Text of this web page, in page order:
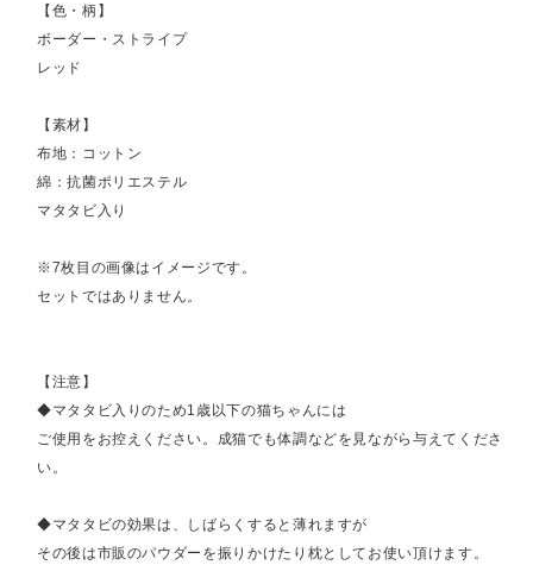
【色・柄】
ボーダー・ストライプ
レッド
【素材】
布地：コットン
綿：抗菌ポリエステル
マタタビ入り
※7枚目の画像はイメージです。
セットではありません。
【注意】
◆マタタビ入りのため1歳以下の猫ちゃんには
ご使用をお控えください。成猫でも体調などを見ながら与えてくださ
い。
◆マタタビの効果は、しばらくすると薄れますが
その後は市販のパウダーを振りかけたり枕としてお使い頂けます。